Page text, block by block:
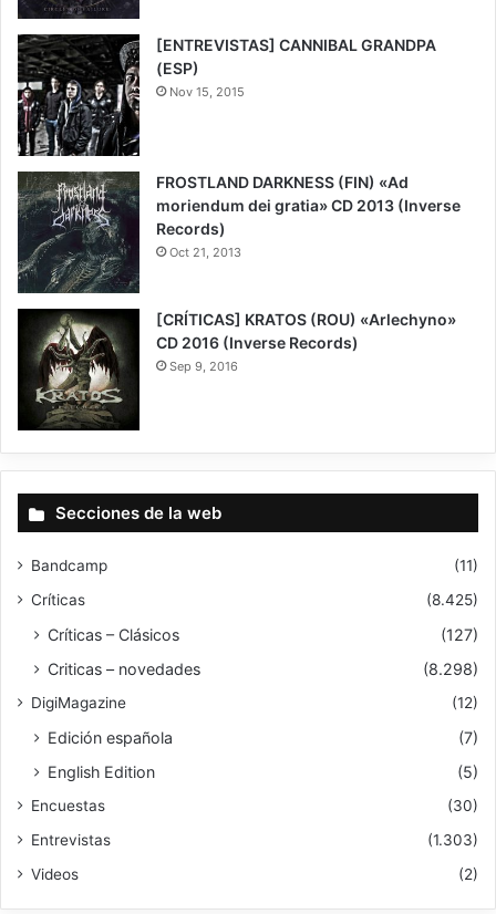
10
[ENTREVISTAS] CANNIBAL GRANDPA
(ESP)
Nov 15, 2015
FROSTLAND DARKNESS (FIN) «Ad
moriendum dei gratia» CD 2013 (Inverse
Records)
Oct 21, 2013
[CRÍTICAS] KRATOS (ROU) «Arlechyno»
CD 2016 (Inverse Records)
Sep 9, 2016
Secciones de la web
Bandcamp
(11)
Críticas
(8.425)
Críticas – Clásicos
(127)
Criticas – novedades
(8.298)
DigiMagazine (12)
Edición española
(7)
English Edition
(5)
Encuestas
(30)
Entrevistas
(1.303)
Videos
(2)